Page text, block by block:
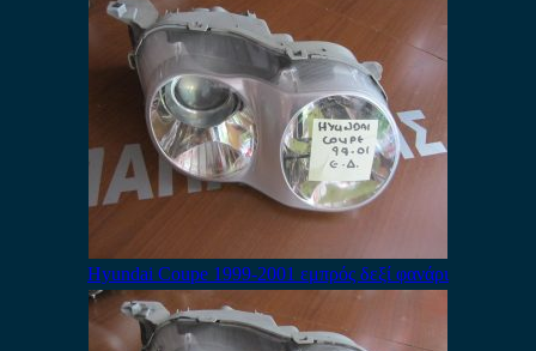
Hyundai Coupe 1999-2001 εμπρός δεξί φανάρι